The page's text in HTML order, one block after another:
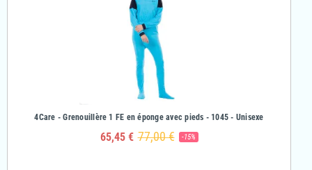
4Care - Grenouillère 1 FE en éponge avec pieds - 1045 - Unisexe
65,45 € 77,00 € -15%